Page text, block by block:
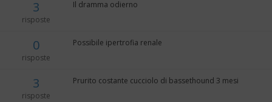
3
risposte
Il dramma odierno
0
risposte
Possibile ipertrofia renale
3
risposte
Prurito costante cucciolo di bassethound 3 mesi